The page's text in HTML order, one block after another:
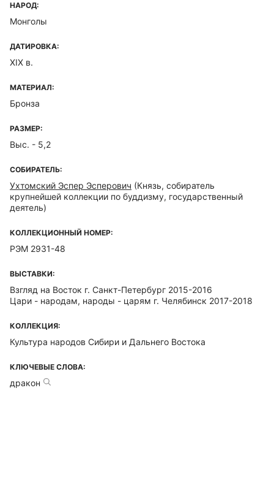
НАРОД:
Монголы
ДАТИРОВКА:
XIX в.
МАТЕРИАЛ:
Бронза
РАЗМЕР:
Выс. - 5,2
СОБИРАТЕЛЬ:
Ухтомский Эспер Эсперович (Князь, собиратель
крупнейшей коллекции по буддизму, государственный
деятель)
КОЛЛЕКЦИОННЫЙ НОМЕР:
РЭМ 2931-48
ВЫСТАВКИ:
Взгляд на Восток г. Санкт-Петербург 2015-2016
Цари - народам, народы - царям г. Челябинск 2017-2018
КОЛЛЕКЦИЯ:
Культура народов Сибири и Дальнего Востока
КЛЮЧЕВЫЕ СЛОВА:
дракон